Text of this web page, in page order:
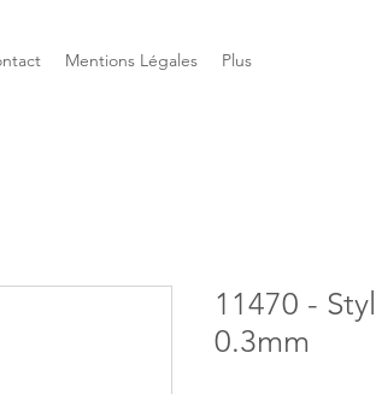
Mentions Légales Plus
11470 -
0.3mm